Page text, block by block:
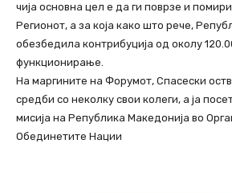
чија основна цел е да ги поврзе и
Регионот, а за која како што рече,
обезбедила контрибуција од околу
функционирање.
На маргините на Форумот, Спасески
средби со неколку свои колеги, а ја
мисија на Република Македонија во
Обединетите Нации